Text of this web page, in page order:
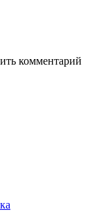
комментарий